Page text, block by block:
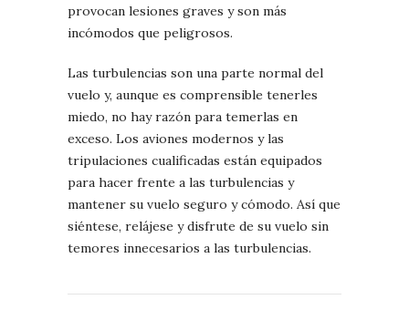
provocan lesiones graves y son más
incómodos que peligrosos.
Las turbulencias son una parte normal del
vuelo y, aunque es comprensible tenerles
miedo, no hay razón para temerlas en
exceso. Los aviones modernos y las
tripulaciones cualificadas están equipados
para hacer frente a las turbulencias y
mantener su vuelo seguro y cómodo. Así que
siéntese, relájese y disfrute de su vuelo sin
temores innecesarios a las turbulencias.